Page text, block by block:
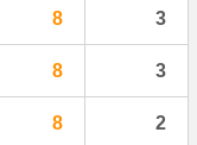
8 3
8 3
8 2